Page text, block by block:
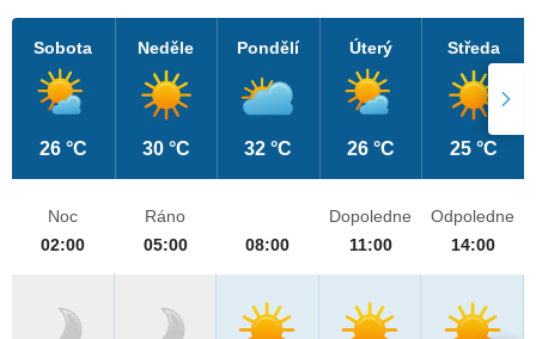
Sobota
26 °C
Neděle
30 °C
Pondělí
32 °C
Úterý
26 °C
Středa
25 °C
Noc
02:00
Ráno
05:00
08:00
Dopoledne
11:00
Odpoledne
14:00